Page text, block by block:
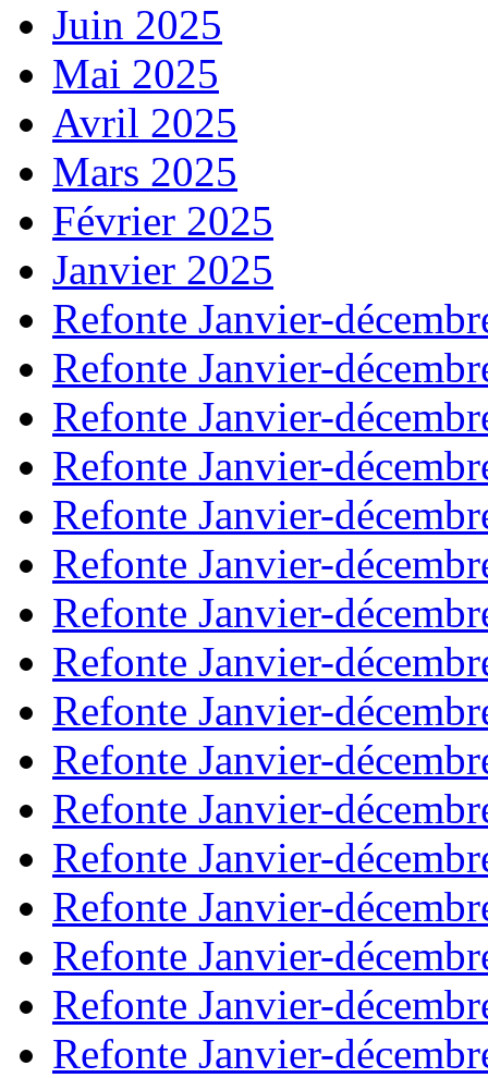
Juin 2025
Mai 2025
Avril 2025
Mars 2025
Février 2025
Janvier 2025
Refonte Janvier-
Refonte Janvier-
Refonte Janvier-
Refonte Janvier-
Refonte Janvier-
Refonte Janvier-
Refonte Janvier-
Refonte Janvier-
Refonte Janvier-
Refonte Janvier-
Refonte Janvier-
Refonte Janvier-
Refonte Janvier-
Refonte Janvier-
Refonte Janvier-
Refonte Janvier-